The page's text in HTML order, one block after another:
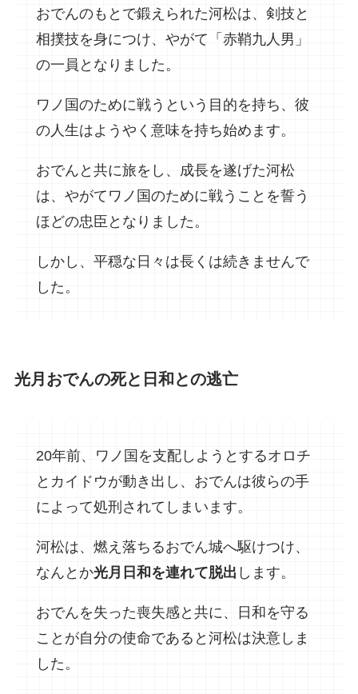
おでんのもとで鍛えられた河松は、剣技と
相撲技を身につけ、やがて「赤鞘九人男」
の一員となりました。
ワノ国のために戦うという目的を持ち、彼
の人生はようやく意味を持ち始めます。
おでんと共に旅をし、成長を遂げた河松
は、やがてワノ国のために戦うことを誓う
ほどの忠臣となりました。
しかし、平穏な日々は長くは続きませんで
した。
光月おでんの死と日和との逃亡
20年前、ワノ国を支配しようとするオロチ
とカイドウが動き出し、おでんは彼らの手
によって処刑されてしまいます。
河松は、燃え落ちるおでん城へ駆けつけ、
なんとか光月日和を連れて脱出 します。
おでんを失った喪失感と共に、日和を守る
ことが自分の使命であると河松は決意しま
した。